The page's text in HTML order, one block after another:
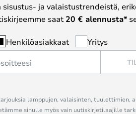
ja valaistustrendeistä,
saat 20 € alennusta*
Henkilöasiakkaat Yritys
lamppujen, valaisinten, tuulettimien,
sinulle myös vain uutiskirjetilaajille